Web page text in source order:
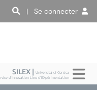
| Se connecter
SILEX |Università di Corsica
d'Innovation Lieu d'EXpérimentation